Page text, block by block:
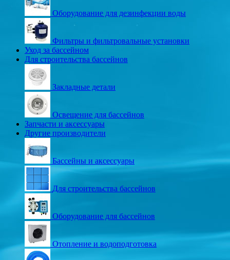
Оборудование для дезинфекции воды
Фильтры и фильтровальные установки
Уход за бассейном
Для строительства бассейнов
Закладные детали
Освещение для бассейнов
Запчасти и аксессуары
Другие производители
Бассейны и аксессуары
Для строительства бассейнов
Оборудование для бассейнов
Отопление и водоподготовка